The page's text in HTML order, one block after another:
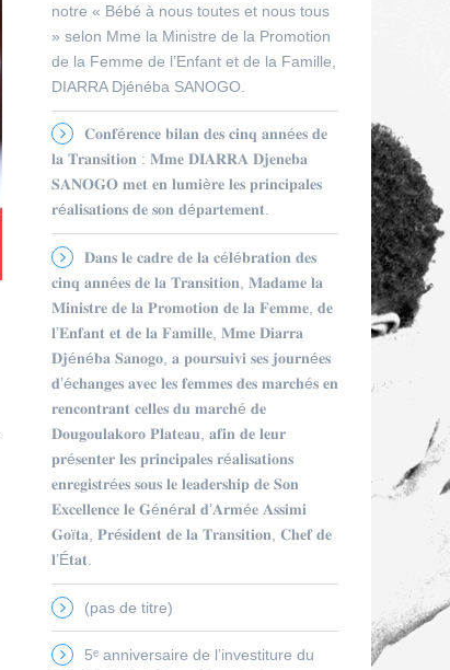
notre « Bébé à nous toutes et nous tous
» selon Mme la Ministre de la Promotion
de la Femme de l’Enfant et de la Famille,
DIARRA Djénéba SANOGO.
𝐂𝐨𝐧𝐟é𝐫𝐞𝐧𝐜𝐞 𝐛𝐢𝐥𝐚𝐧 𝐝𝐞𝐬 𝐜𝐢𝐧𝐪 𝐚𝐧𝐧é𝐞𝐬 𝐝𝐞
𝐥𝐚 𝐓𝐫𝐚𝐧𝐬𝐢𝐭𝐢𝐨𝐧 : 𝐌𝐦𝐞 𝐃𝐈𝐀𝐑𝐑𝐀 𝐃𝐣𝐞𝐧𝐞𝐛𝐚
𝐒𝐀𝐍𝐎𝐆𝐎 𝐦𝐞𝐭 𝐞𝐧 𝐥𝐮𝐦𝐢è𝐫𝐞 𝐥𝐞𝐬 𝐩𝐫𝐢𝐧𝐜𝐢𝐩𝐚𝐥𝐞𝐬
𝐫é𝐚𝐥𝐢𝐬𝐚𝐭𝐢𝐨𝐧𝐬 𝐝𝐞 𝐬𝐨𝐧 𝐝é𝐩𝐚𝐫𝐭𝐞𝐦𝐞𝐧𝐭.
𝐃𝐚𝐧𝐬 𝐥𝐞 𝐜𝐚𝐝𝐫𝐞 𝐝𝐞 𝐥𝐚 𝐜é𝐥é𝐛𝐫𝐚𝐭𝐢𝐨𝐧 𝐝𝐞𝐬
𝐜𝐢𝐧𝐪 𝐚𝐧𝐧é𝐞𝐬 𝐝𝐞 𝐥𝐚 𝐓𝐫𝐚𝐧𝐬𝐢𝐭𝐢𝐨𝐧, 𝐌𝐚𝐝𝐚𝐦𝐞 𝐥𝐚
𝐌𝐢𝐧𝐢𝐬𝐭𝐫𝐞 𝐝𝐞 𝐥𝐚 𝐏𝐫𝐨𝐦𝐨𝐭𝐢𝐨𝐧 𝐝𝐞 𝐥𝐚 𝐅𝐞𝐦𝐦𝐞, 𝐝𝐞
𝐥’𝐄𝐧𝐟𝐚𝐧𝐭 𝐞𝐭 𝐝𝐞 𝐥𝐚 𝐅𝐚𝐦𝐢𝐥𝐥𝐞, 𝐌𝐦𝐞 𝐃𝐢𝐚𝐫𝐫𝐚
𝐃𝐣é𝐧é𝐛𝐚 𝐒𝐚𝐧𝐨𝐠𝐨, 𝐚 𝐩𝐨𝐮𝐫𝐬𝐮𝐢𝐯𝐢 𝐬𝐞𝐬 𝐣𝐨𝐮𝐫𝐧é𝐞𝐬
𝐝’é𝐜𝐡𝐚𝐧𝐠𝐞𝐬 𝐚𝐯𝐞𝐜 𝐥𝐞𝐬 𝐟𝐞𝐦𝐦𝐞𝐬 𝐝𝐞𝐬 𝐦𝐚𝐫𝐜𝐡é𝐬 𝐞𝐧
𝐫𝐞𝐧𝐜𝐨𝐧𝐭𝐫𝐚𝐧𝐭 𝐜𝐞𝐥𝐥𝐞𝐬 𝐝𝐮 𝐦𝐚𝐫𝐜𝐡é 𝐝𝐞
𝐃𝐨𝐮𝐠𝐨𝐮𝐥𝐚𝐤𝐨𝐫𝐨 𝐏𝐥𝐚𝐭𝐞𝐚𝐮, 𝐚𝐟𝐢𝐧 𝐝𝐞 𝐥𝐞𝐮𝐫
𝐩𝐫é𝐬𝐞𝐧𝐭𝐞𝐫 𝐥𝐞𝐬 𝐩𝐫𝐢𝐧𝐜𝐢𝐩𝐚𝐥𝐞𝐬 𝐫é𝐚𝐥𝐢𝐬𝐚𝐭𝐢𝐨𝐧𝐬
𝐞𝐧𝐫𝐞𝐠𝐢𝐬𝐭𝐫é𝐞𝐬 𝐬𝐨𝐮𝐬 𝐥𝐞 𝐥𝐞𝐚𝐝𝐞𝐫𝐬𝐡𝐢𝐩 𝐝𝐞 𝐒𝐨𝐧
𝐄𝐱𝐜𝐞𝐥𝐥𝐞𝐧𝐜𝐞 𝐥𝐞 𝐆é𝐧é𝐫𝐚𝐥 𝐝’𝐀𝐫𝐦é𝐞 𝐀𝐬𝐬𝐢𝐦𝐢
𝐆𝐨ï𝐭𝐚, 𝐏𝐫é𝐬𝐢𝐝𝐞𝐧𝐭 𝐝𝐞 𝐥𝐚 𝐓𝐫𝐚𝐧𝐬𝐢𝐭𝐢𝐨𝐧, 𝐂𝐡𝐞𝐟 𝐝𝐞
𝐥’É𝐭𝐚𝐭.
(pas de titre)
5ᵉ anniversaire de l’investiture du